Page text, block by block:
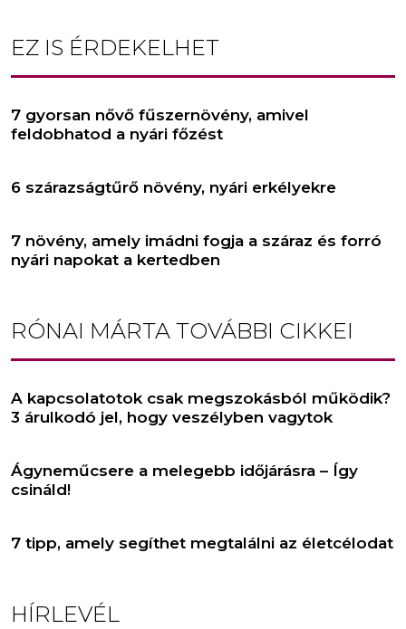
EZ IS ÉRDEKELHET
7 gyorsan nővő fűszernövény, amivel
feldobhatod a nyári főzést
6 szárazságtűrő növény, nyári erkélyekre
7 növény, amely imádni fogja a száraz és forró
nyári napokat a kertedben
RÓNAI MÁRTA TOVÁBBI CIKKEI
A kapcsolatotok csak megszokásból működik?
3 árulkodó jel, hogy veszélyben vagytok
Ágyneműcsere a melegebb időjárásra – Így
csináld!
7 tipp, amely segíthet megtalálni az életcélodat
HÍRLEVÉL